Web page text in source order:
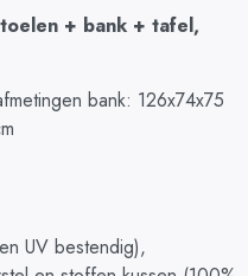
+ bank + tafel,
bank: 126x74x75
UV bestendig),